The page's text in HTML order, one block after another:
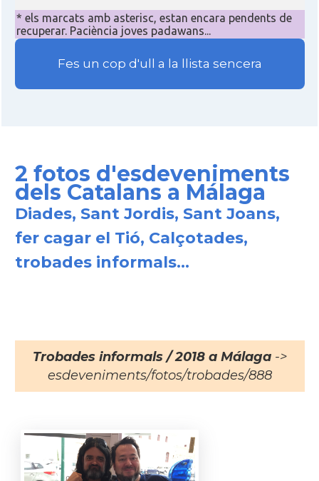
* els marcats amb asterisc, estan encara pendents de
recuperar. Paciència joves padawans...
Fes un cop d'ull a la llista sencera
2 fotos d'esdeveniments
dels Catalans a Málaga
Diades, Sant Jordis, Sant Joans,
fer cagar el Tió, Calçotades,
trobades informals...
Trobades informals / 2018 a Málaga->
esdeveniments/fotos/trobades/888